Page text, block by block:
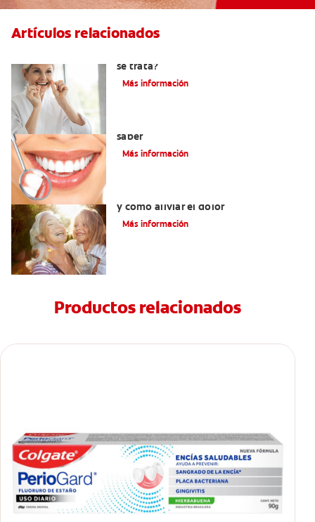
Artículos relacionados
se trata?
Más información
saber
Más información
y cómo aliviar el dolor
Más información
Productos relacionados